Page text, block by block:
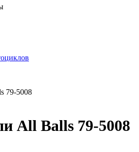
All Balls 79-5008